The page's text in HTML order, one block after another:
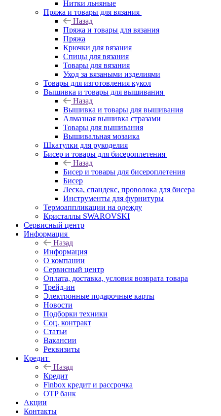
Нитки льняные
Пряжа и товары для вязания
Назад
Пряжа и товары для вязания
Пряжа
Крючки для вязания
Спицы для вязания
Товары для вязания
Уход за вязаными изделиями
Товары для изготовления кукол
Вышивка и товары для вышивания
Назад
Вышивка и товары для вышивания
Алмазная вышивка стразами
Товары для вышивания
Вышивальная мозаика
Шкатулки для рукоделия
Бисер и товары для бисероплетения
Назад
Бисер и товары для бисероплетения
Бисер
Леска, спандекс, проволока для бисера
Инструменты для фурнитуры
Термоаппликации на одежду
Кристаллы SWAROVSKI
Сервисный центр
Информация
Назад
Информация
О компании
Сервисный центр
Оплата, доставка, условия возврата товара
Трейд-ин
Электронные подарочные карты
Новости
Подборки техники
Соц. контракт
Статьи
Вакансии
Реквизиты
Кредит
Назад
Кредит
Finbox кредит и рассрочка
OTP банк
Акции
Контакты